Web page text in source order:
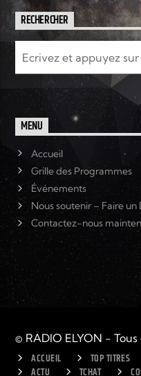
RECHERCHER
MENU
Accueil
Grille des Programmes
Événements
Nous soutenir – Faire un
Contactez-nous
© RADIO ELYON -
ACCUEIL TOP TITRES
ACTU
TCHAT